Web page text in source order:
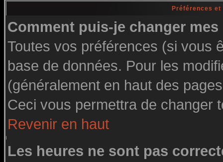
Préférences
Comment puis-je changer
Toutes vos préférences (si vous
base de données. Pour les
(généralement en haut des
Ceci vous permettra de changer
Revenir en haut
Les heures ne sont pas